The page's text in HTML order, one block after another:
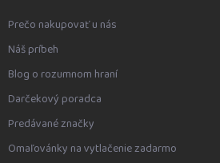
Prečo nakupovať u nás
Náš príbeh
Blog o rozumnom hraní
Darčekový poradca
Predávané značky
Omaľovánky na vytlačenie zadarmo